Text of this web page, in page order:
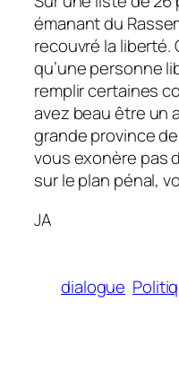
émanant du
recouvré la liberté.
qu’une personne
remplir certaines
avez beau être un
grande province
vous exonère pas
sur le plan pénal,
JA
dialogue